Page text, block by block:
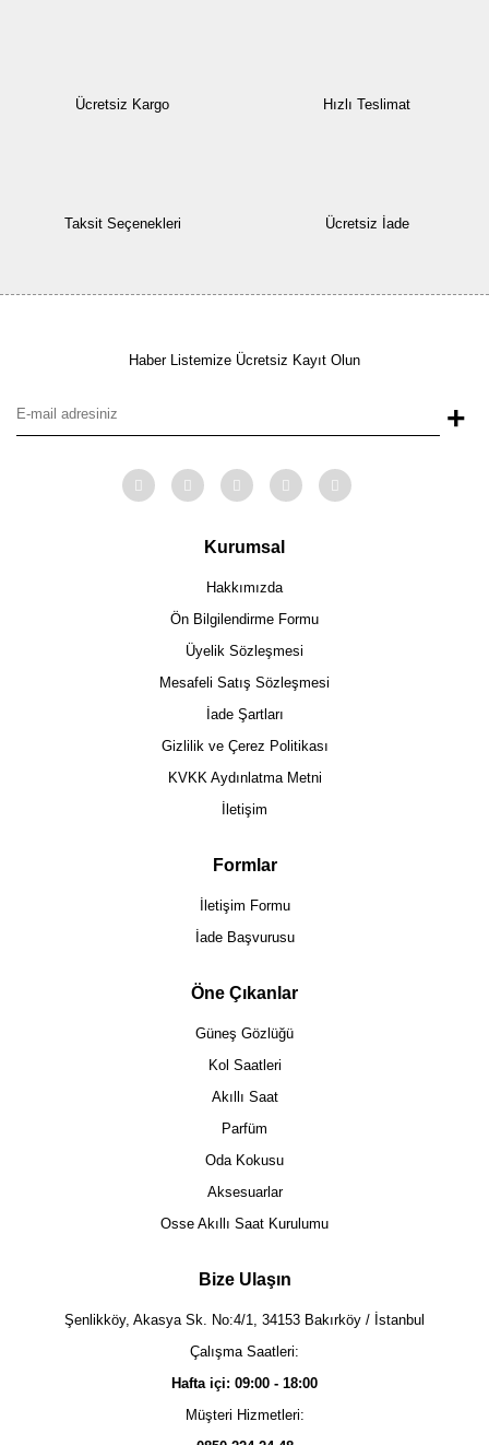
Ücretsiz Kargo Hızlı Teslimat
Taksit Seçenekleri Ücretsiz İade
Haber Listemize Ücretsiz Kayıt Olun
+
Kurumsal
Hakkımızda
Ön Bilgilendirme Formu
Üyelik Sözleşmesi
Mesafeli Satış Sözleşmesi
İade Şartları
Gizlilik ve Çerez Politikası
KVKK Aydınlatma Metni
İletişim
Formlar
İletişim Formu
İade Başvurusu
Öne Çıkanlar
Güneş Gözlüğü
Kol Saatleri
Akıllı Saat
Parfüm
Oda Kokusu
Aksesuarlar
Osse Akıllı Saat Kurulumu
Bize Ulaşın
Şenlikköy, Akasya Sk. No:4/1, 34153 Bakırköy / İstanbul
Çalışma Saatleri:
Hafta içi: 09:00 - 18:00
Müşteri Hizmetleri: